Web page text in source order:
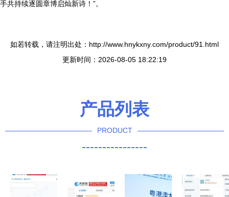
手共持续逐圆章博启灿新诗！”。
如若转载，请注明出处：http://www.hnykxny.com/product/91.html
更新时间：2026-08-05 18:22:19
产品列表
PRODUCT
----------------